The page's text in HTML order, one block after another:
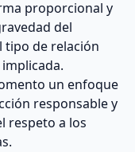
proporcional y
del
tipo de relación
un enfoque
responsable y
respeto a los